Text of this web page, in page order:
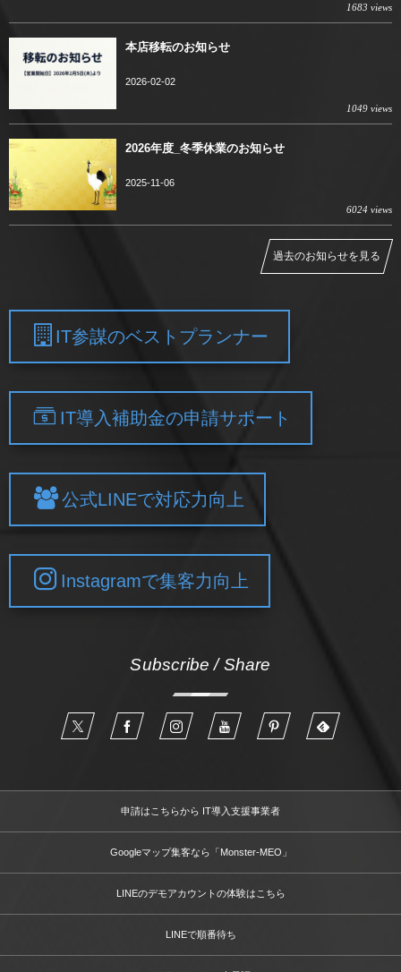
1683 views
本店移転のお知らせ
2026-02-02
1049 views
2026年度_冬季休業のお知らせ
2025-11-06
6024 views
過去のお知らせを見る
IT参謀のベストプランナー
IT導入補助金の申請サポート
公式LINEで対応力向上
Instagramで集客力向上
Subscribe / Share
申請はこちらから IT導入支援事業者
Googleマップ集客なら「Monster-MEO」
LINEのデモアカウントの体験はこちら
LINEで順番待ち